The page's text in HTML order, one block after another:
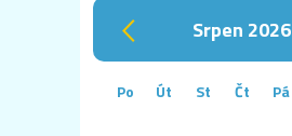
‹ srpen 2026
Po Út St Čt Pá